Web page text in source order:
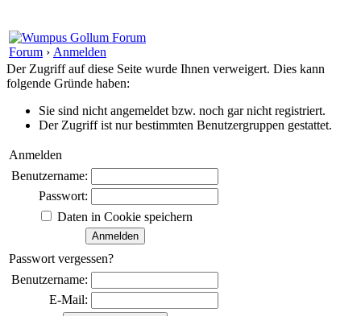
Forum › Anmelden
Der Zugriff auf diese Seite wurde Ihnen verweigert. Dies kann
folgende Gründe haben:
Sie sind nicht angemeldet bzw. noch gar nicht registriert.
Der Zugriff ist nur bestimmten Benutzergruppen gestattet.
Anmelden
Benutzername:
Passwort:
Daten in Cookie speichern
Passwort vergessen?
Benutzername:
E-Mail: